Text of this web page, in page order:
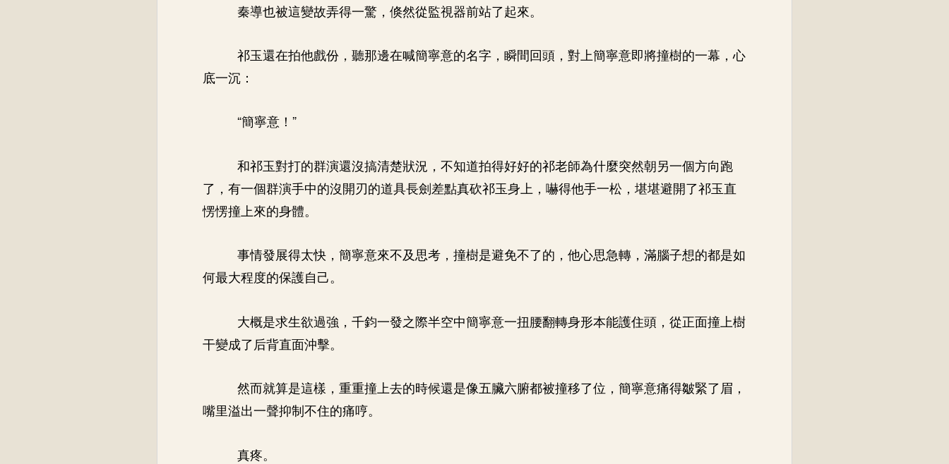
秦導也被這變故弄得一驚，倏然從監視器前站了起來。
祁玉還在拍他戲份，聽那邊在喊簡寧意的名字，瞬間回頭，對上簡寧意即將撞樹的一幕，心
底一沉：
“簡寧意！”
和祁玉對打的群演還沒搞清楚狀況，不知道拍得好好的祁老師為什麼突然朝另一個方向跑
了，有一個群演手中的沒開刃的道具長劍差點真砍祁玉身上，嚇得他手一松，堪堪避開了祁玉直
愣愣撞上來的身體。
事情發展得太快，簡寧意來不及思考，撞樹是避免不了的，他心思急轉，滿腦子想的都是如
何最大程度的保護自己。
大概是求生欲過強，千鈞一發之際半空中簡寧意一扭腰翻轉身形本能護住頭，從正面撞上樹
干變成了后背直面沖擊。
然而就算是這樣，重重撞上去的時候還是像五臟六腑都被撞移了位，簡寧意痛得皺緊了眉，
嘴里溢出一聲抑制不住的痛哼。
真疼。